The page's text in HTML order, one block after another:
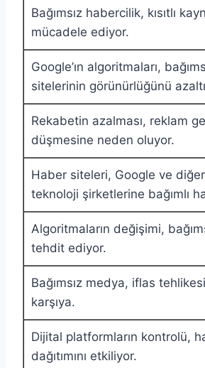
Bağımsız habercilik, kısıtlı
mücadele ediyor.
Google’ın algoritmaları,
sitelerinin görünürlüğünü
Rekabetin azalması, reklam
düşmesine neden oluyor.
Haber siteleri, Google ve
teknoloji şirketlerine bağımlı
Algoritmaların değişimi,
tehdit ediyor.
Bağımsız medya, iflas
karşıya.
Dijital platformların kontrolü,
dağıtımını etkiliyor.